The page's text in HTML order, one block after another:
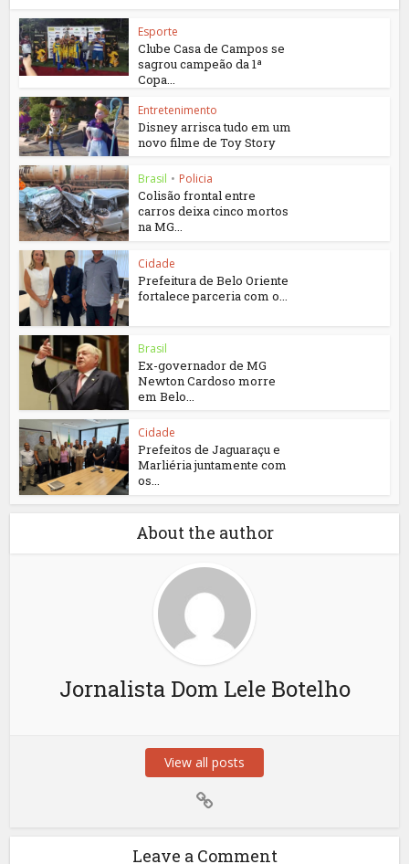
Esporte
Clube Casa de Campos se
sagrou campeão da 1ª
Copa...
Entretenimento
Disney arrisca tudo em um
novo filme de Toy Story
Brasil • Policia
Colisão frontal entre
carros deixa cinco mortos
na MG...
Cidade
Prefeitura de Belo Oriente
fortalece parceria com o...
Brasil
Ex-governador de MG
Newton Cardoso morre
em Belo...
Cidade
Prefeitos de Jaguaraçu e
Marliéria juntamente com
os...
About the author
Jornalista Dom Lele Botelho
View all posts
Leave a Comment